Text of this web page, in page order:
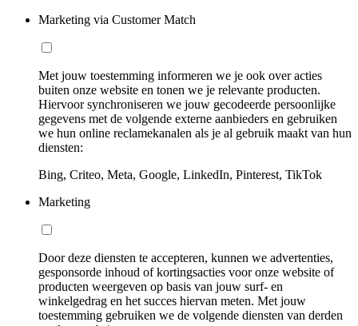
Marketing via Customer Match
Met jouw toestemming informeren we je ook over acties
buiten onze website en tonen we je relevante producten.
Hiervoor synchroniseren we jouw gecodeerde persoonlijke
gegevens met de volgende externe aanbieders en gebruiken
we hun online reclamekanalen als je al gebruik maakt van hun
diensten:
Bing, Criteo, Meta, Google, LinkedIn, Pinterest, TikTok
Marketing
Door deze diensten te accepteren, kunnen we advertenties,
gesponsorde inhoud of kortingsacties voor onze website of
producten weergeven op basis van jouw surf- en
winkelgedrag en het succes hiervan meten. Met jouw
toestemming gebruiken we de volgende diensten van derden